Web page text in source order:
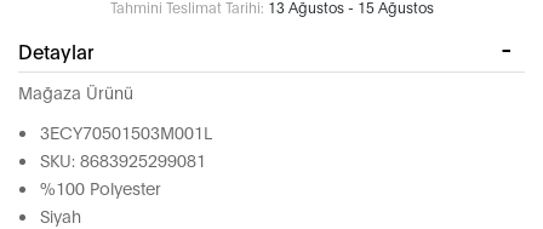
Tahmini Teslimat Tarihi: 13 Ağustos - 15 Ağustos
Detaylar
Mağaza Ürünü
3ECY70501503M001L
SKU: 8683925299081
%100 Polyester
Siyah